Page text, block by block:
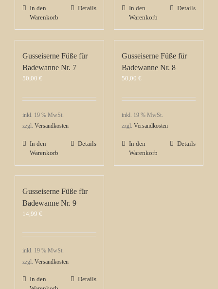
In den
Warenkorb
Details
In den
Warenkorb
Details
Gusseiserne Füße für
Badewanne Nr. 7
50,00 €
inkl. 19 % MwSt.
zzgl. Versandkosten
In den
Warenkorb
Details
Gusseiserne Füße für
Badewanne Nr. 8
50,00 €
inkl. 19 % MwSt.
zzgl. Versandkosten
In den
Warenkorb
Details
Gusseiserne Füße für
Badewanne Nr. 9
14,99 €
inkl. 19 % MwSt.
zzgl. Versandkosten
In den
Details